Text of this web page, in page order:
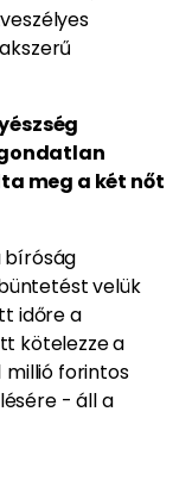
meg a két nőt
bíróság
velük
időre a
kötelezze a
forintos
- áll a